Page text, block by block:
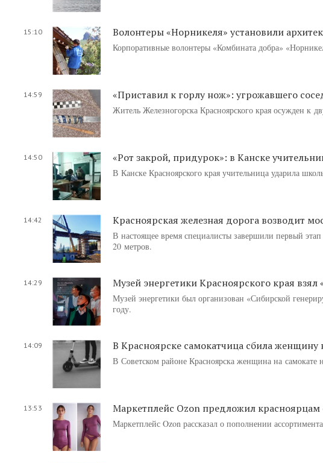
15:10 Волонтеры «Норникеля» установили
Корпоративные волонтеры «Комбината добра»
14:59 «Приставил к горлу нож»: угрожавшего
Житель Железногорска Красноярского края осужден к
14:50 «Рот закрой, придурок»: в Канске
В Канске Красноярского края учительница ударила
14:42 Красноярская железная дорога возводит
В настоящее время специалисты завершили первый
20 метров.
14:29 Музей энергетики Красноярского края
Музей энергетики был организован «Сибирской
году.
14:09 В Красноярске самокатчица сбила женщину
В Советском районе Красноярска женщина на
13:53 Маркетплейс Ozon предложил
Маркетплейс Ozon рассказал о пополнении